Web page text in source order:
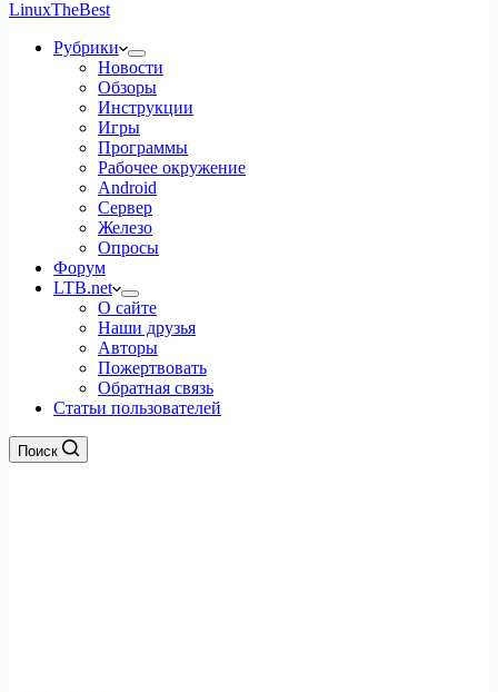
LinuxTheBest
Рубрики
Новости
Обзоры
Инструкции
Игры
Программы
Рабочее окружение
Android
Сервер
Железо
Опросы
Форум
LTB.net
О сайте
Наши друзья
Авторы
Пожертвовать
Обратная связь
Статьи пользователей
Поиск